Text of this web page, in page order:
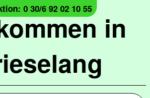
in
0 30/6 92 02 10 55